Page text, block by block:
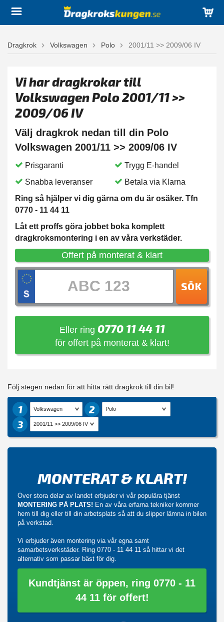
Dragkrok Volkswagen Polo 2001/11 >> 2009/06 IV
Vi har dragkrokar till
Volkswagen Polo 2001/11 >>
2009/06 IV
Välj dragkrok nedan till din Polo
Volkswagen 2001/11 >> 2009/06 IV
Prisgaranti
Trygg E-handel
Snabba leveranser
Betala via Klarna
Ring så hjälper vi dig gärna om du är osäker. Tfn
0770 - 11 44 11
Låt ett proffs göra jobbet boka komplett
dragkroksmontering i en av våra verkstäder.
Offert på monterat & klart
SÖK
Eller ring 0770 11 44 11
för offert på monterat & klart!
Följ stegen nedan för att hitta rätt dragkrok till din bil!
1
2
3
MONTERAT & KLART!
Över stora delar av landet erbjuder vi vår populära tjänst
MONTERING PÅ PLATS! En av våra erfarna tekniker kommer
hem till dig eller till din arbetsplats så att du slipper lämna in bilen
på verkstad.
Vi erbjuder även montering via vår egna samt
samarbetsverkstäder. Ring 0770 - 11 44 11 så hittar vi det
alternativ som passar bäst för dig.
Kundtjänst är öppen, ring 0770 - 11
44 11 för offert!